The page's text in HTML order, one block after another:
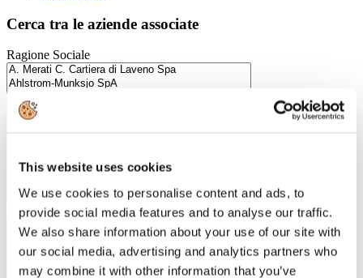
This website uses cookies
We use cookies to personalise content and ads, to
provide social media features and to analyse our traffic.
We also share information about your use of our site with
our social media, advertising and analytics partners who
may combine it with other information that you’ve
Cerca tra le aziende associate
Ragione Sociale
Categorie merceologiche